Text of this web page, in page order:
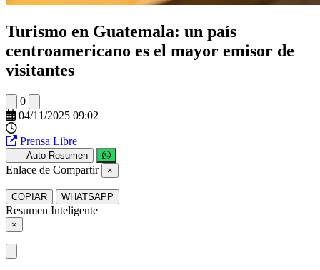
Turismo en Guatemala: un país
centroamericano es el mayor emisor de
visitantes
0
04/11/2025 09:02
Prensa Libre
Auto Resumen
Enlace de Compartir ×
COPIAR WHATSAPP
Resumen Inteligente
×